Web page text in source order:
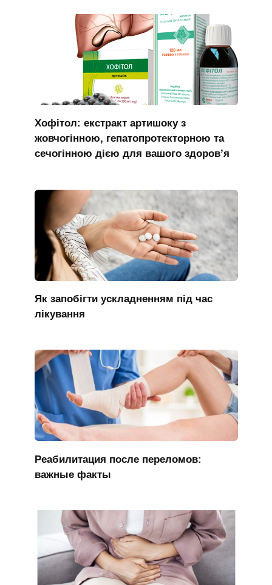
Хофітол: екстракт артишоку з
жовчогінною, гепатопротекторною та
сечогінною дією для вашого здоров’я
Як запобігти ускладненням під час
лікування
Реабилитация после переломов:
важные факты